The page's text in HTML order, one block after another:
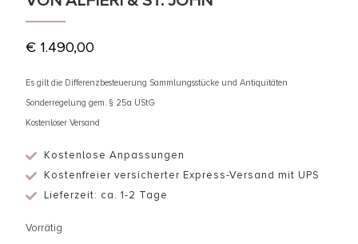
€ 1.490,00
Es gilt die Differenzbesteuerung Sammlungsstücke und Antiquitäten
Sonderregelung gem. § 25a UStG
Kostenloser Versand
Kostenlose Anpassungen
Kostenfreier versicherter Express-Versand mit UPS
Lieferzeit: ca. 1-2 Tage
Vorrätig